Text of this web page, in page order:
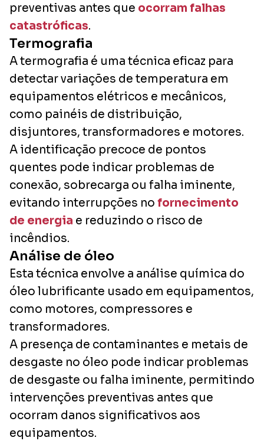
preventivas antes que ocorram falhas
catastróficas.
Termografia
A termografia é uma técnica eficaz para
detectar variações de temperatura em
equipamentos elétricos e mecânicos,
como painéis de distribuição,
disjuntores, transformadores e motores.
A identificação precoce de pontos
quentes pode indicar problemas de
conexão, sobrecarga ou falha iminente,
evitando interrupções no fornecimento
de energia e reduzindo o risco de
incêndios.
Análise de óleo
Esta técnica envolve a análise química do
óleo lubrificante usado em equipamentos,
como motores, compressores e
transformadores.
A presença de contaminantes e metais de
desgaste no óleo pode indicar problemas
de desgaste ou falha iminente, permitindo
intervenções preventivas antes que
ocorram danos significativos aos
equipamentos.